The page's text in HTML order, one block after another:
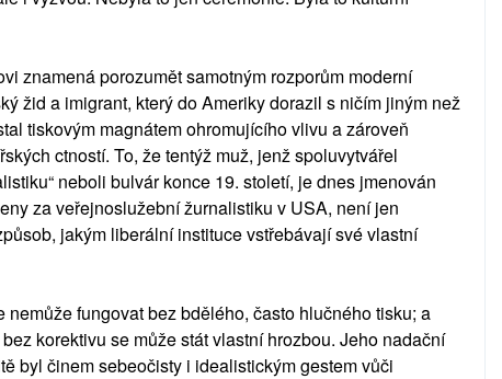
znamená porozumět samotným rozporům moderní
žid a imigrant, který do Ameriky dorazil s ničím jiným než
tiskovým magnátem ohromujícího vlivu a zároveň
ctností. To, že tentýž muž, jenž spoluvytvářel
neboli bulvár konce 19. století, je dnes jmenován
za veřejnoslužební žurnalistiku v USA, není jen
jakým liberální instituce vstřebávají své vlastní
nemůže fungovat bez bdělého, často hlučného tisku; a
korektivu se může stát vlastní hrozbou. Jeho nadační
byl činem sebeočisty i idealistickým gestem vůči